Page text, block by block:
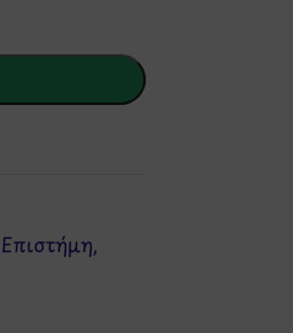
Επιστήμη,